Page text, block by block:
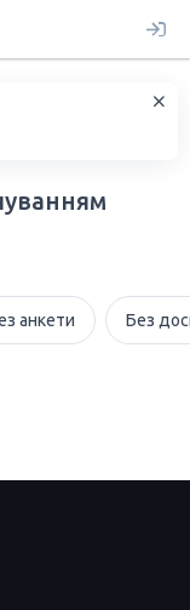
анкети Без